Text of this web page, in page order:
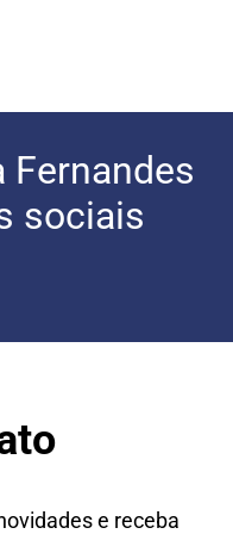
Fernandes
sociais
e receba